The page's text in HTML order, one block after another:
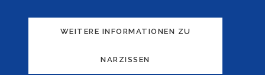
WEITERE INFORMATIONEN ZU
NARZISSEN